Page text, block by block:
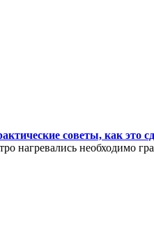
советы, как это
нагревались необходимо